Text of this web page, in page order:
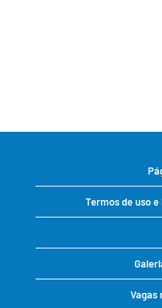
Termos de uso
Vagas